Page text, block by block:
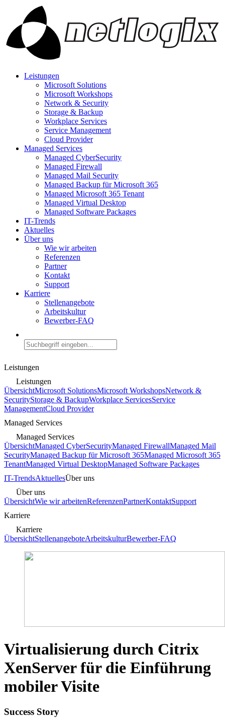
Leistungen
Microsoft Solutions
Microsoft Workshops
Network & Security
Storage & Backup
Workplace Services
Service Management
Cloud Provider
Managed Services
Managed CyberSecurity
Managed Firewall
Managed Mail Security
Managed Backup für Microsoft 365
Managed Microsoft 365 Tenant
Managed Virtual Desktop
Managed Software Packages
IT-Trends
Aktuelles
Über uns
Wie wir arbeiten
Referenzen
Partner
Kontakt
Support
Karriere
Stellenangebote
Arbeitskultur
Bewerber-FAQ
Leistungen
Leistungen
ÜbersichtMicrosoft SolutionsMicrosoft WorkshopsNetwork &
SecurityStorage & BackupWorkplace ServicesService
ManagementCloud Provider
Managed Services
Managed Services
ÜbersichtManaged CyberSecurityManaged FirewallManaged Mail
SecurityManaged Backup für Microsoft 365Managed Microsoft 365
TenantManaged Virtual DesktopManaged Software Packages
IT-TrendsAktuellesÜber uns
Über uns
ÜbersichtWie wir arbeitenReferenzenPartnerKontaktSupport
Karriere
Karriere
ÜbersichtStellenangeboteArbeitskulturBewerber-FAQ
Virtualisierung durch Citrix
XenServer für die Einführung
mobiler Visite
Success Story